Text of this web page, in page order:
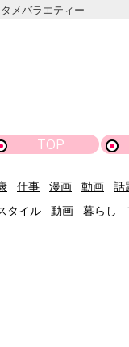
メバラエティー
TOP
仕事 漫画 動画
話
タイル 動画 暮らし